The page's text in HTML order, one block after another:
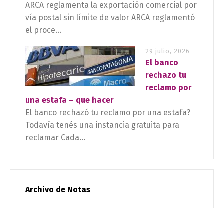
ARCA reglamenta la exportación comercial por
vía postal sin límite de valor ARCA reglamentó
el proce...
29 julio, 2026
El banco
rechazo tu
reclamo por
una estafa – que hacer
El banco rechazó tu reclamo por una estafa?
Todavía tenés una instancia gratuita para
reclamar Cada...
Archivo de Notas